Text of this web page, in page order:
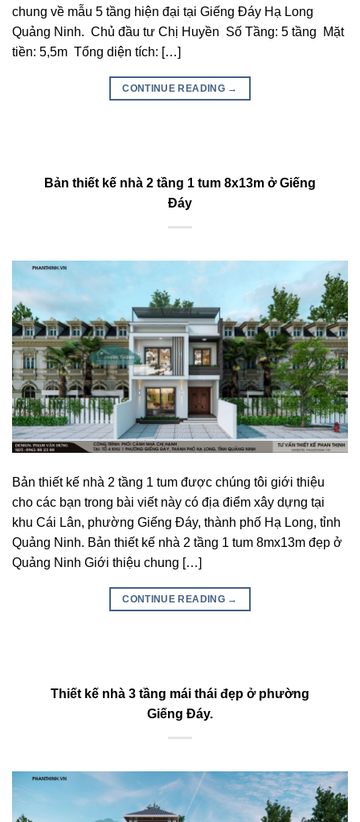
chung về mẫu 5 tầng hiện đại tại Giếng Đáy Hạ Long
Quảng Ninh. Chủ đầu tư Chị Huyền Số Tầng: 5 tầng Mặt
tiền: 5,5m Tổng diện tích: […]
CONTINUE READING →
Bản thiết kế nhà 2 tầng 1 tum 8x13m ở Giếng
Đáy
Bản thiết kế nhà 2 tầng 1 tum được chúng tôi giới thiệu
cho các bạn trong bài viết này có địa điểm xây dựng tại
khu Cái Lân, phường Giếng Đáy, thành phố Hạ Long, tỉnh
Quảng Ninh. Bản thiết kế nhà 2 tầng 1 tum 8mx13m đẹp ở
Quảng Ninh Giới thiệu chung […]
CONTINUE READING →
Thiết kế nhà 3 tầng mái thái đẹp ở phường
Giếng Đáy.